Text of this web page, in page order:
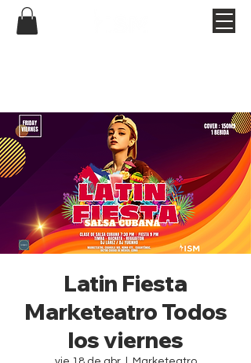
Latin Fiesta
Marketeatro Todos
los viernes